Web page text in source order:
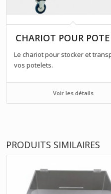
CHARIOT POUR
Le chariot pour stocker et
vos potelets.
Voir les détails
PRODUITS SIMILAIRES
AVEC